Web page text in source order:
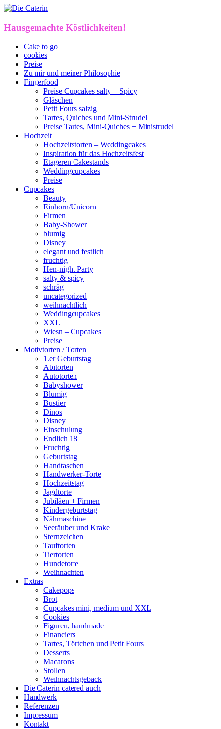
Hausgemachte Köstlichkeiten!
Cake to go
cookies
Preise
Zu mir und meiner Philosophie
Fingerfood
Preise Cupcakes salty + Spicy
Gläschen
Petit Fours salzig
Tartes, Quiches und Mini-Strudel
Preise Tartes, Mini-Quiches + Ministrudel
Hochzeit
Hochzeitstorten – Weddingcakes
Inspiration für das Hochzeitsfest
Etageren Cakestands
Weddingcupcakes
Preise
Cupcakes
Beauty
Einhorn/Unicorn
Firmen
Baby-Shower
blumig
Disney
elegant und festlich
fruchtig
Hen-night Party
salty & spicy
schräg
uncategorized
weihnachtlich
Weddingcupcakes
XXL
Wiesn – Cupcakes
Preise
Motivtorten / Torten
1.er Geburtstag
Abitorten
Autotorten
Babyshower
Blumig
Bustier
Dinos
Disney
Einschulung
Endlich 18
Fruchtig
Geburtstag
Handtaschen
Handwerker-Torte
Hochzeitstag
Jagdtorte
Jubiläen + Firmen
Kindergeburtstag
Nähmaschine
Seeräuber und Krake
Sternzeichen
Tauftorten
Tiertorten
Hundetorte
Weihnachten
Extras
Cakepops
Brot
Cupcakes mini, medium und XXL
Cookies
Figuren, handmade
Financiers
Tartes, Törtchen und Petit Fours
Desserts
Macarons
Stollen
Weihnachtsgebäck
Die Caterin catered auch
Handwerk
Referenzen
Impressum
Kontakt